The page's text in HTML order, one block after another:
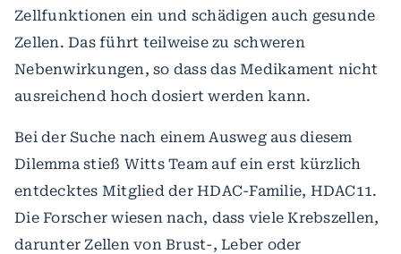
Zellfunktionen ein und schädigen auch gesunde
Zellen. Das führt teilweise zu schweren
Nebenwirkungen, so dass das Medikament nicht
ausreichend hoch dosiert werden kann.
Bei der Suche nach einem Ausweg aus diesem
Dilemma stieß Witts Team auf ein erst kürzlich
entdecktes Mitglied der HDAC-Familie, HDAC11.
Die Forscher wiesen nach, dass viele Krebszellen,
darunter Zellen von Brust-, Leber oder